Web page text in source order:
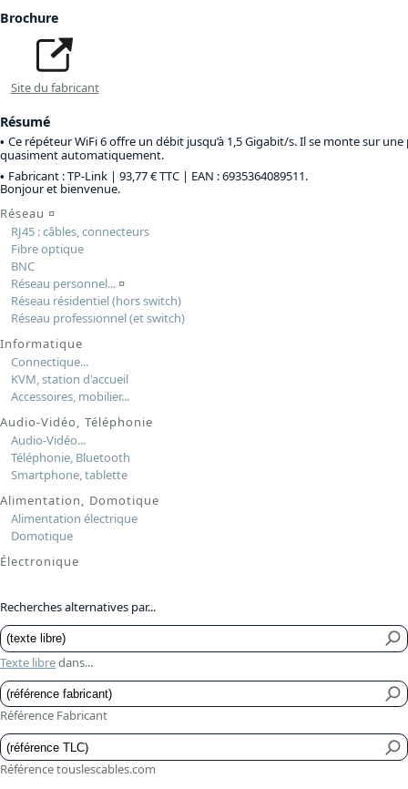
Brochure
Site du fabricant
Résumé
Ce répéteur WiFi 6 offre un débit jusqu’à 1,5 Gigabit/s. Il se monte sur
quasiment automatiquement.
Fabricant : TP-Link | 93,77 € TTC | EAN : 6935364089511.
Bonjour et bienvenue.
Réseau ¤
RJ45 : câbles, connecteurs
Fibre optique
BNC
Réseau personnel...¤
Réseau résidentiel (hors switch)
Réseau professionnel (et switch)
Informatique
Connectique...
KVM, station d'accueil
Accessoires, mobilier...
Audio-Vidéo, Téléphonie
Audio-Vidéo...
Téléphonie, Bluetooth
Smartphone, tablette
Alimentation, Domotique
Alimentation électrique
Domotique
Électronique
Recherches alternatives par...
Texte libredans...
Référence Fabricant
Référence touslescables.com